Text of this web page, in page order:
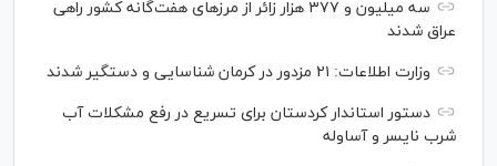
سه میلیون و ۳۷۷ هزار زائر از مرز‌های هفت‌گانه کشور راهی
عراق شدند
وزارت اطلاعات: ۲۱ مزدور در کرمان شناسایی و دستگیر شدند
دستور استاندار کردستان برای تسریع در رفع مشکلات آب
شرب نایسر و آساوله